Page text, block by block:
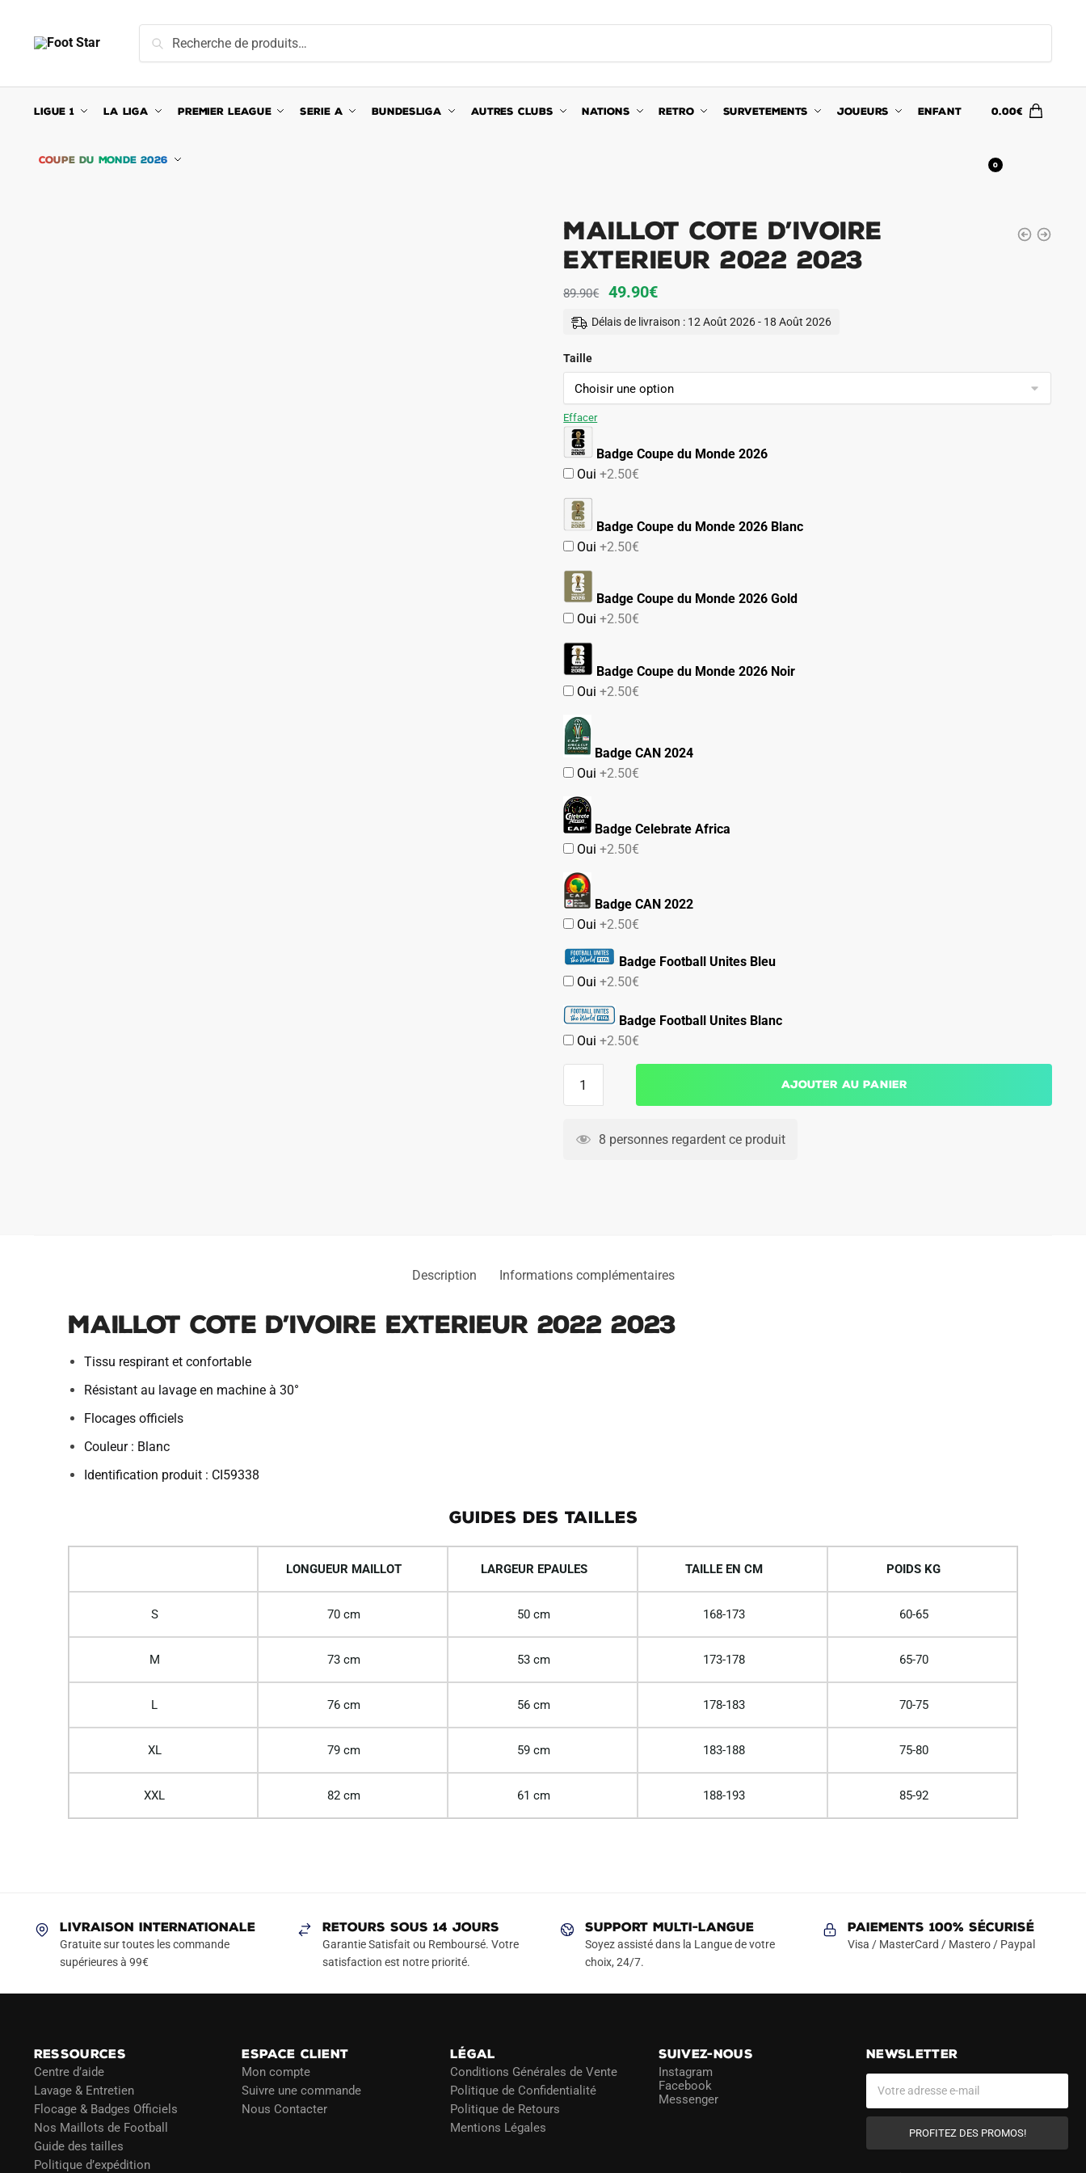
navigation
content
pour :
Recherche
LIGUE 1 LA LIGA PREMIER LEAGUE SERIE A BUNDESLIGA AUTRES CLUBS NATIONS RETRO SURVETEMENTS JOUEURS ENFANT
COUPE DU MONDE 2026
0.00€
0
Maillot Cote d’Ivoire
Exterieur 2022 2023
89.90€
Le
prix
89.90€.
49.90€Le
prix
49.90€.
Délais de livraison : 12 Août 2026 - 18 Août 2026
Taille
Effacer
Badge Coupe du Monde 2026
Oui+2.50€
Badge Coupe du Monde 2026 Blanc
Oui+2.50€
Badge Coupe du Monde 2026 Gold
Oui+2.50€
Badge Coupe du Monde 2026 Noir
Oui+2.50€
Badge CAN 2024
Oui+2.50€
Badge Celebrate Africa
Oui+2.50€
Badge CAN 2022
Oui+2.50€
Badge Football Unites Bleu
Oui+2.50€
Badge Football Unites Blanc
Oui+2.50€
Cote
Ajouter au panier
8 personnes regardent ce produit
Description Informations complémentaires
Maillot Cote d’Ivoire Exterieur 2022 2023
Tissu respirant et confortable
Résistant au lavage en machine à 30°
Flocages officiels
Couleur : Blanc
Identification produit : CI59338
GUIDES DES TAILLES
LONGUEUR MAILLOT LARGEUR EPAULES TAILLE EN CM POIDS KG
S 70 cm 50 cm 168-173 60-65
M 73 cm 53 cm 173-178 65-70
L 76 cm 56 cm 178-183 70-75
XL 79 cm 59 cm 183-188 75-80
XXL 82 cm 61 cm 188-193 85-92
LIVRAISON INTERNATIONALE
Gratuite sur toutes les commande
supérieures à 99€
RETOURS SOUS 14 JOURS
Garantie Satisfait ou Remboursé. Votre
satisfaction est notre priorité.
SUPPORT MULTI-LANGUE
Soyez assisté dans la Langue de votre
choix, 24/7.
Paiements 100% Sécurisé
Visa / MasterCard / Mastero / Paypal
RESSOURCES
Centre d’aide
Lavage & Entretien
Flocage & Badges Officiels
Nos Maillots de Football
Guide des tailles
Politique d’expédition
ESPACE CLIENT
Mon compte
Suivre une commande
Nous Contacter
LÉGAL
Conditions Générales de Vente
Politique de Confidentialité
Politique de Retours
Mentions Légales
SUIVEZ-NOUS
Instagram
Facebook
Messenger
NEWSLETTER
PROFITEZ DES PROMOS!